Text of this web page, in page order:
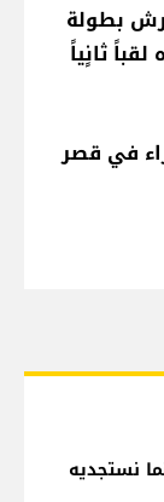
بطولة
ثانٍياً
في قصر
نستجديه